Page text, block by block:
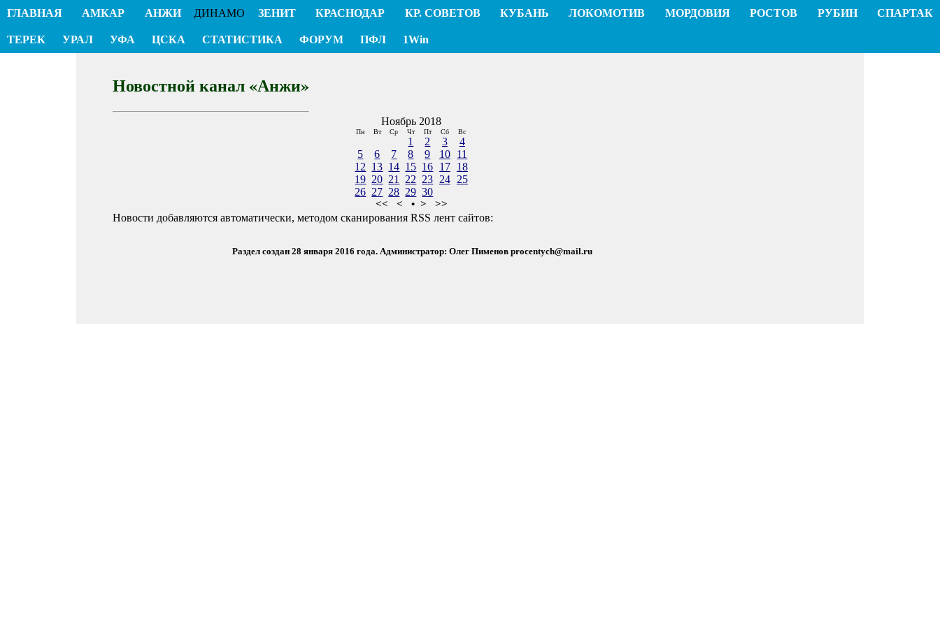
ГЛАВНАЯ АМКАР АНЖИ ДИНАМО ЗЕНИТ КРАСНОДАР КР. СОВЕТОВ КУБАНЬ ЛОКОМОТИВ МОРДОВИЯ РОСТОВ РУБИН СПАРТАК
ТЕРЕК УРАЛ УФА ЦСКА СТАТИСТИКА ФОРУМ ПФЛ 1Win
Новостной канал «Анжи»
Ноябрь 2018
Пн Вт Ср Чт Пт Сб Вс
1 2 3
4
5
6 7 8 9 10 11
12 13 14 15 16 17 18
19 20 21 22 23 24 25
26 27 28 29 30
<< < • > >>
Новости добавляются автоматически, методом сканирования RSS лент сайтов:
Раздел создан 28 января 2016 года. Администратор: Олег Пименов procentych@mail.ru